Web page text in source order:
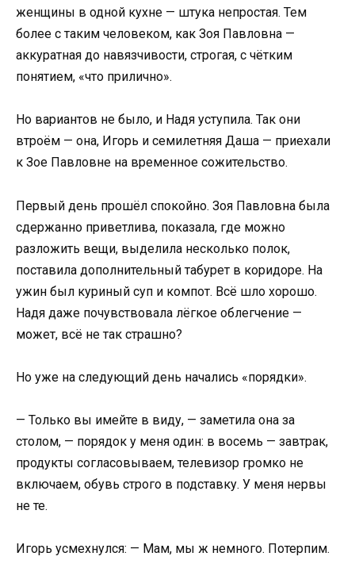
женщины в одной кухне — штука непростая. Тем
более с таким человеком, как Зоя Павловна —
аккуратная до навязчивости, строгая, с чётким
понятием, «что прилично».
Но вариантов не было, и Надя уступила. Так они
втроём — она, Игорь и семилетняя Даша — приехали
к Зое Павловне на временное сожительство.
Первый день прошёл спокойно. Зоя Павловна была
сдержанно приветлива, показала, где можно
разложить вещи, выделила несколько полок,
поставила дополнительный табурет в коридоре. На
ужин был куриный суп и компот. Всё шло хорошо.
Надя даже почувствовала лёгкое облегчение —
может, всё не так страшно?
Но уже на следующий день начались «порядки».
— Только вы имейте в виду, — заметила она за
столом, — порядок у меня один: в восемь — завтрак,
продукты согласовываем, телевизор громко не
включаем, обувь строго в подставку. У меня нервы
не те.
Игорь усмехнулся: — Мам, мы ж немного. Потерпим.